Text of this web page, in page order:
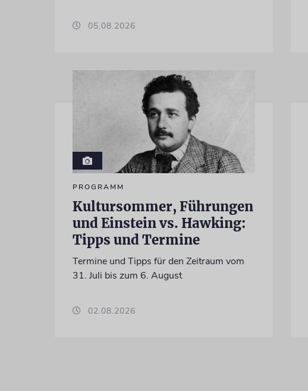
05.08.2026
PROGRAMM
Kultursommer, Führungen
und Einstein vs. Hawking:
Tipps und Termine
Termine und Tipps für den Zeitraum vom
31. Juli bis zum 6. August
02.08.2026